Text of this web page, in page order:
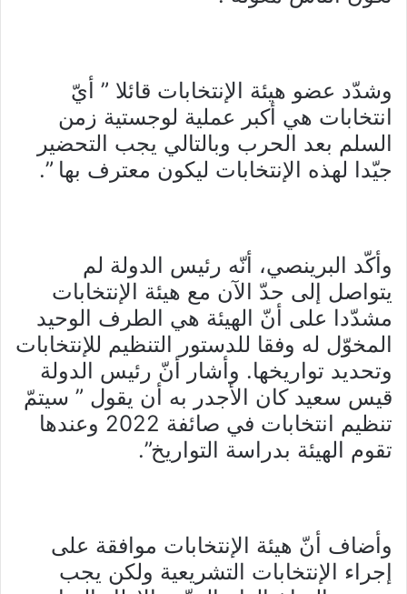
وشدّد عضو هيئة الإنتخابات قائلا ” أيّ
انتخابات هي أكبر عملية لوجستية زمن
السلم بعد الحرب وبالتالي يجب التحضير
جيّدا لهذه الإنتخابات ليكون معترف بها ”.
وأكّد البرينصي، أنّه رئيس الدولة لم
يتواصل إلى حدّ الآن مع هيئة الإنتخابات
مشدّدا على أنّ الهيئة هي الطرف الوحيد
المخوّل له وفقا للدستور التنظيم للإنتخابات
وتحديد تواريخها. وأشار أنّ رئيس الدولة
قيس سعيد كان الأجدر به أن يقول ” سيتمّ
تنظيم انتخابات في صائفة 2022 وعندها
تقوم الهيئة بدراسة التواريخ”.
وأضاف أنّ هيئة الإنتخابات موافقة على
إجراء الإنتخابات التشريعية ولكن يجب